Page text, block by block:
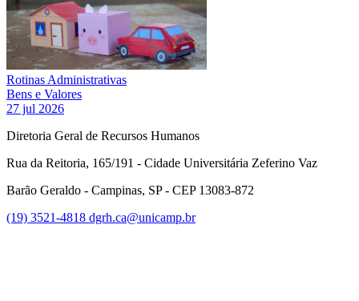
Rotinas Administrativas
Bens e Valores
27 jul 2026
Diretoria Geral de Recursos Humanos
Rua da Reitoria, 165/191 - Cidade Universitária Zeferino Vaz
Barão Geraldo - Campinas, SP - CEP 13083-872
(19) 3521-4818 dgrh.ca@unicamp.br